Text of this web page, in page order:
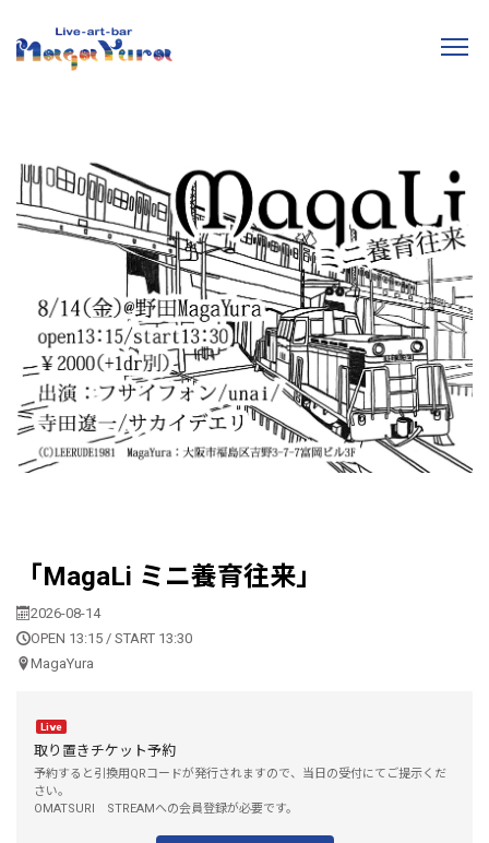
「MagaLi ミニ養育往来」
2026-08-14
OPEN 13:15 / START 13:30
MagaYura
Live
取り置きチケット予約
予約すると引換用QRコードが発行されますので、当日の受付にてご提示くだ
さい。
OMATSURI STREAMへの会員登録が必要です。